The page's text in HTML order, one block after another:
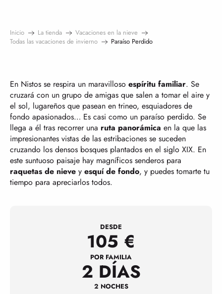
Inicio La tienda
Vacaciones en la nieve
Todas las vacaciones de invierno
Paraíso Perdido
En Nistos se respira un maravilloso espíritu familiar. Se
cruzará con un grupo de amigas que salen a tomar el aire y
el sol, lugareños que pasean en trineo, esquiadores de
fondo apasionados… Es casi como un paraíso perdido. Se
llega a él tras recorrer una ruta panorámica en la que las
impresionantes vistas de las estribaciones se suceden
cruzando los densos bosques plantados en el siglo XIX. En
este suntuoso paisaje hay magníficos senderos para
raquetas de nieve y esquí de fondo, y puedes tomarte tu
tiempo para apreciarlos todos.
DESDE
105 €
POR FAMILIA
2 DÍAS
2 NOCHES